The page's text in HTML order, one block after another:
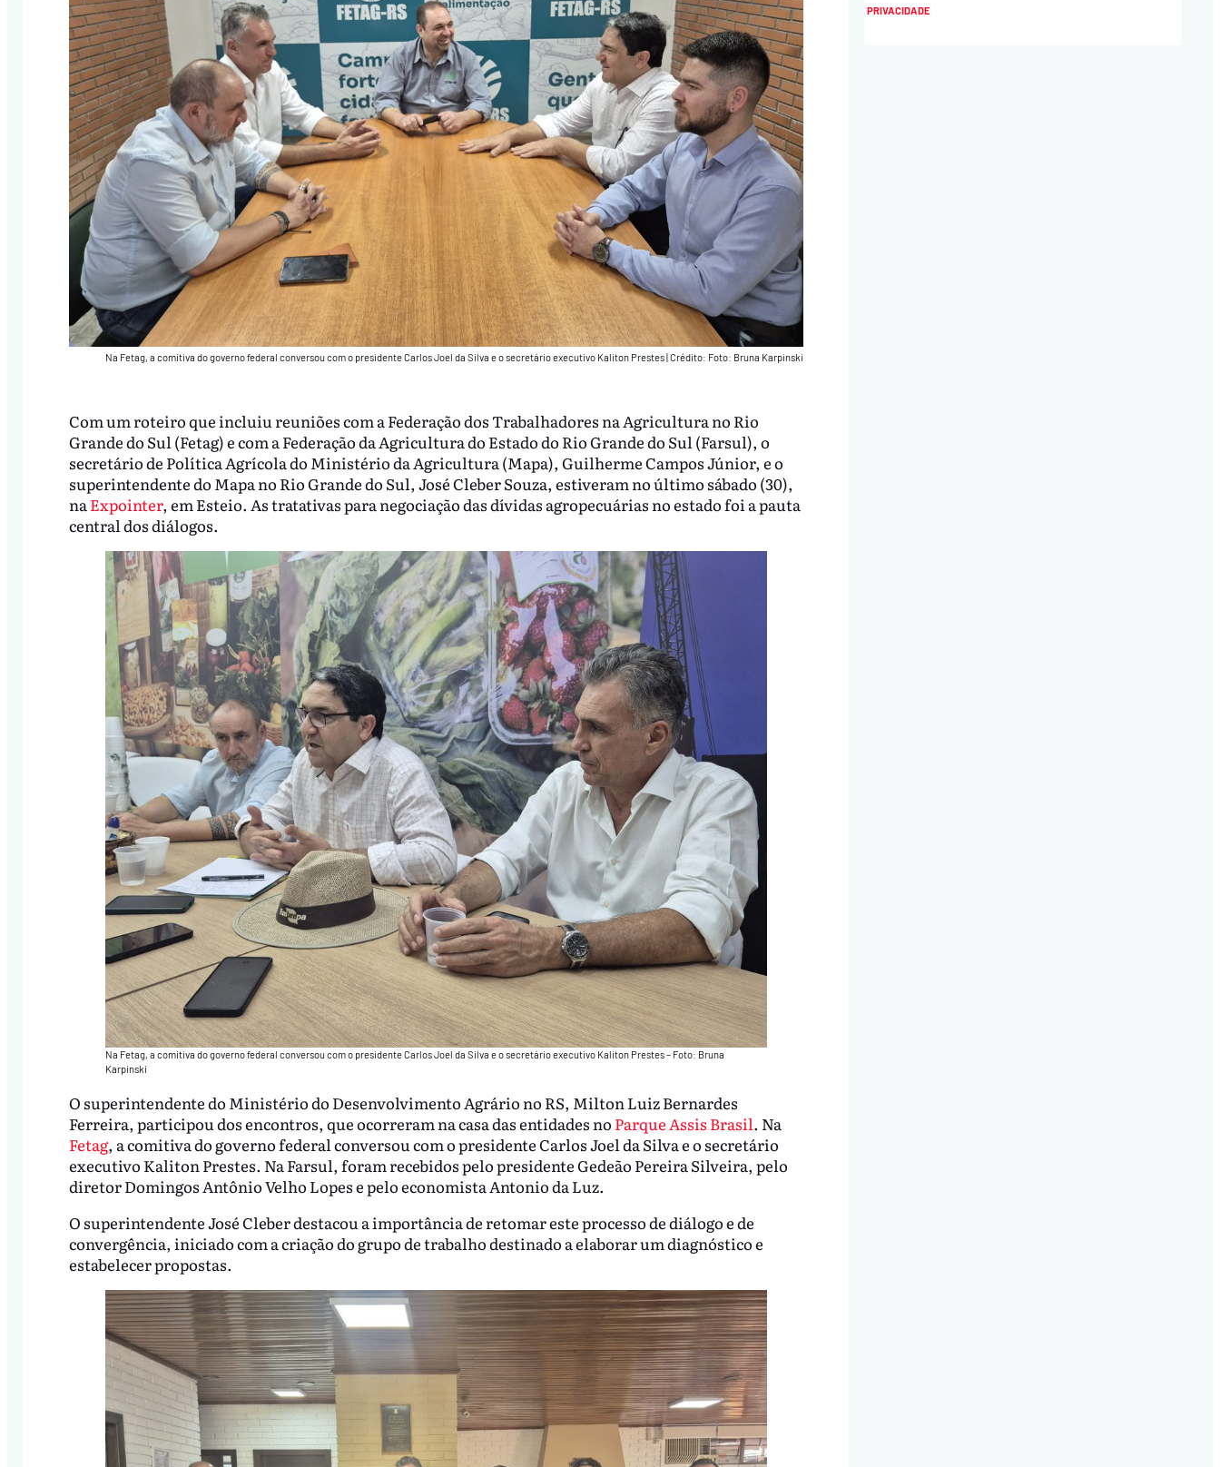
Na Fetag, a comitiva do governo federal conversou com o presidente Carlos Joel da Silva e o secretário executivo Kaliton Prestes|Crédito: Foto: Bruna Karpinski
Com um roteiro que incluiu reuniões com a Federação dos Trabalhadores na Agricultura no Rio
Grande do Sul (Fetag) e com a Federação da Agricultura do Estado do Rio Grande do Sul (Farsul), o
secretário de Política Agrícola do Ministério da Agricultura (Mapa), Guilherme Campos Júnior, e o
superintendente do Mapa no Rio Grande do Sul, José Cleber Souza, estiveram no último sábado (30),
naExpointer, em Esteio. As tratativas para negociação das dívidas agropecuárias no estado foi a pauta
central dos diálogos.
Na Fetag, a comitiva do governo federal conversou com o presidente Carlos Joel da Silva e o secretário executivo Kaliton Prestes – Foto: Bruna
Karpinski
O superintendente do Ministério do Desenvolvimento Agrário no RS, Milton Luiz Bernardes
Ferreira, participou dos encontros, que ocorreram na casa das entidades no Parque Assis Brasil. Na
Fetag, a comitiva do governo federal conversou com o presidente Carlos Joel da Silva e o secretário
executivo Kaliton Prestes. Na Farsul, foram recebidos pelo presidente Gedeão Pereira Silveira, pelo
diretor Domingos Antônio Velho Lopes e pelo economista Antonio da Luz.
O superintendente José Cleber destacou a importância de retomar este processo de diálogo e de
convergência, iniciado com a criação do grupo de trabalho destinado a elaborar um diagnóstico e
estabelecer propostas.
PRIVACIDADE